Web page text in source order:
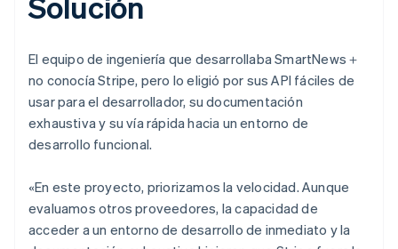
El equipo de ingeniería que desarrollaba SmartNews＋
no conocía Stripe, pero lo eligió por sus API fáciles de
usar para el desarrollador, su documentación
exhaustiva y su vía rápida hacia un entorno de
desarrollo funcional.
«En este proyecto, priorizamos la velocidad. Aunque
evaluamos otros proveedores, la capacidad de
acceder a un entorno de desarrollo de inmediato y la